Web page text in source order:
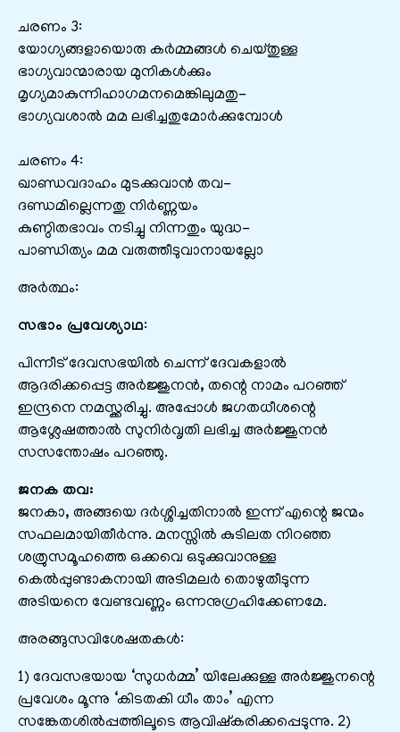
ചരണം 3:
യോഗ്യങ്ങളായൊരു കർമ്മങ്ങൾ ചെയ്തുള്ള
ഭാഗ്യവാന്മാരായ മുനികൾക്കും
മൃഗ്യമാകുന്നിഹാഗമനമെങ്കിലുമതു-
ഭാഗ്യവശാൽ മമ ലഭിച്ചതുമോർക്കുമ്പോൾ
ചരണം 4:
ഖാണ്ഡവദാഹം മുടക്കുവാൻ തവ-
ദണ്ഡമില്ലെന്നതു നിർണ്ണയം
കുണ്ഠിതഭാവം നടിച്ചു നിന്നതും യുദ്ധ-
പാണ്ഡിത്യം മമ വരുത്തീടുവാനായല്ലോ
അർത്ഥം:
സഭാം പ്രവേശ്യാഥ:
പിന്നീട് ദേവസഭയില്‍ ചെന്ന് ദേവകളാല്‍
ആദരിക്കപ്പെട്ട അര്‍ജ്ജുനന്‍, തന്റെ നാമം പറഞ്ഞ്
ഇന്ദ്രനെ നമസ്ക്കരിച്ചു. അപ്പോള്‍ ജഗതധീശന്റെ
ആശ്ലേഷത്താല്‍ സുനിര്‍വൃതി ലഭിച്ച അര്‍ജ്ജുനന്‍
സസന്തോഷം പറഞ്ഞു.
ജനക തവ:
ജനകാ, അങ്ങയെ ദര്‍ശ്ശിച്ചതിനാല്‍ ഇന്ന് എന്റെ ജന്മം
സഫലമായിതീര്‍ന്നു. മനസ്സില്‍ കുടിലത നിറഞ്ഞ
ശത്രുസമൂഹത്തെ ഒക്കവെ ഒടുക്കുവാനുള്ള
കെല്‍പ്പുണ്ടാകനായി അടിമലര്‍ തൊഴുതീടുന്ന
അടിയനെ വേണ്ടവണ്ണം ഒന്നനുഗ്രഹിക്കേണമേ.
അരങ്ങുസവിശേഷതകൾ:
1) ദേവസഭയായ ‘സുധർമ്മ’ യിലേക്കുള്ള അർജ്ജുനന്റെ
പ്രവേശം മൂന്നു ‘കിടതകി ധീം താം’ എന്ന
സങ്കേതശിൽപ്പത്തിലൂടെ ആവിഷ്കരിക്കപ്പെടുന്നു. 2)